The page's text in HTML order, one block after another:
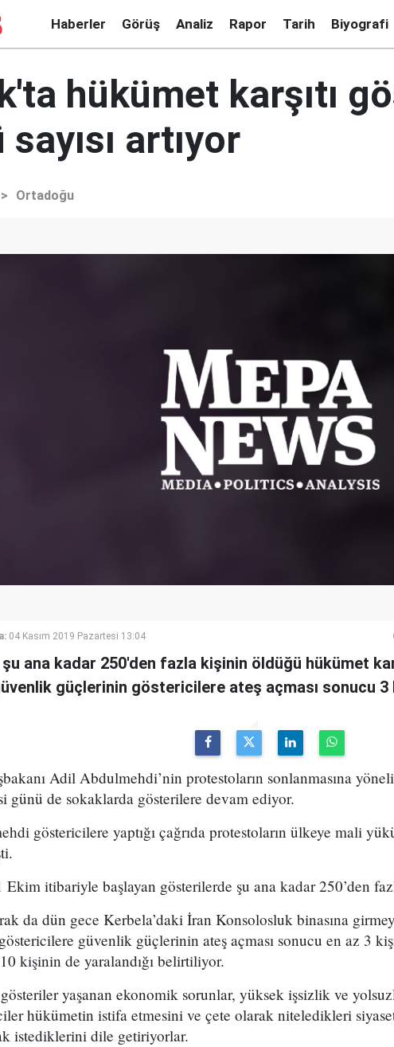
Haberler Görüş Analiz Rapor Tarih Biyografi
hükümet karşıtı
sayısı artıyor
> Ortadoğu
04 Kasım 2019 Pazartesi 13:04
şu ana kadar 250'den fazla kişinin öldüğü hükümet
güçlerinin göstericilere ateş açması sonucu 3
Adil Abdulmehdi’nin protestoların sonlanmasına
günü de sokaklarda gösterilere devam ediyor.
göstericilere yaptığı çağrıda protestoların ülkeye mali
Ekim itibariyle başlayan gösterilerde şu ana kadar 250’den
da dün gece Kerbela’daki İran Konsolosluk binasına
güvenlik güçlerinin ateş açması sonucu en az 3
kişinin de yaralandığı belirtiliyor.
yaşanan ekonomik sorunlar, yüksek işsizlik ve
hükümetin istifa etmesini ve çete olarak niteledikleri
istediklerini dile getiriyorlar.